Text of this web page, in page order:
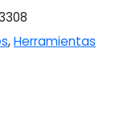
,Herramientas